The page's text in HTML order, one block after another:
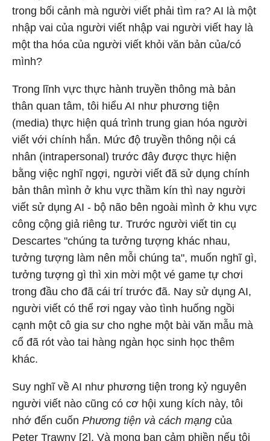
trong bối cảnh mà người viết phải tìm ra? AI là một
nhập vai của người viết nhập vai người viết hay là
một tha hóa của người viết khỏi văn bản của/có
mình?
Trong lĩnh vực thực hành truyền thông mà bản
thân quan tâm, tôi hiểu AI như phương tiện
(media) thực hiện quá trình trung gian hóa người
viết với chính hắn. Mức độ truyền thông nội cá
nhân (intrapersonal) trước đây được thực hiện
bằng việc nghĩ ngợi, người viết đã sử dụng chính
bản thân mình ở khu vực thầm kín thì nay người
viết sử dụng AI - bộ não bên ngoài mình ở khu vực
công cộng giả riêng tư. Trước người viết tin cụ
Descartes "chúng ta tưởng tượng khác nhau,
tưởng tượng làm nên mỗi chúng ta", muốn nghĩ gì,
tưởng tượng gì thì xin mời một vé game tự chơi
trong đầu cho đã cái trí trước đã. Nay sử dụng AI,
người viết có thể rơi ngay vào tình huống ngồi
cạnh một cô gia sư cho nghe một bài văn mẫu mà
cổ đã rót vào tai hàng ngàn học sinh học thêm
khác.
Suy nghĩ về AI như phương tiện trong kỷ nguyên
người viết nào cũng có cơ hội xung kích này, tôi
nhớ đến cuốn Phương tiện và cách mạng của
Peter Trawny [2]. Và mong bạn cảm phiền nếu tôi